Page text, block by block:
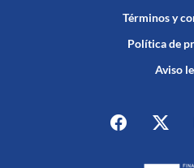
Términos y
Política de
Aviso